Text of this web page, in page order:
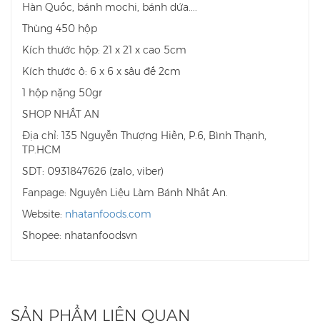
Hàn Quốc, bánh mochi, bánh dứa....
Thùng 450 hộp
Kích thước hộp: 21 x 21 x cao 5cm
Kích thước ô: 6 x 6 x sâu đế 2cm
1 hộp nặng 50gr
SHOP NHẤT AN
Địa chỉ: 135 Nguyễn Thượng Hiền, P.6, Bình Thạnh,
TP.HCM
SDT: 0931847626 (zalo, viber)
Fanpage: Nguyên Liệu Làm Bánh Nhất An.
Website: nhatanfoods.com
Shopee: nhatanfoodsvn
SẢN PHẨM LIÊN QUAN